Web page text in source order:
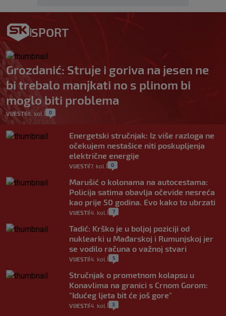
SPORT
Grozdanić: Struje i goriva na jesen ne
bi trebalo manjkati no s plinom bi
moglo biti problema
VIJESTI| 8. kol. 0
Energetski stručnjak: Iz više razloga ne
očekujem nestašice niti poskupljenja
električne energije
VIJESTI 7. kol. 0
Marušić o kolonama na autocestama:
Policija satima obavlja očevide nesreća
kao prije 50 godina. Evo kako to ubrzati
VIJESTI 4. kol. 7
Tadić: Krško je u boljoj poziciji od
nuklearki u Mađarskoj i Rumunjskoj jer
se vodilo računa o važnoj stvari
VIJESTI 4. kol. 5
Stručnjak o prometnom kolapsu u
Konavlima na granici s Crnom Gorom:
"Idućeg ljeta bit će još gore"
VIJESTI 4. kol. 3